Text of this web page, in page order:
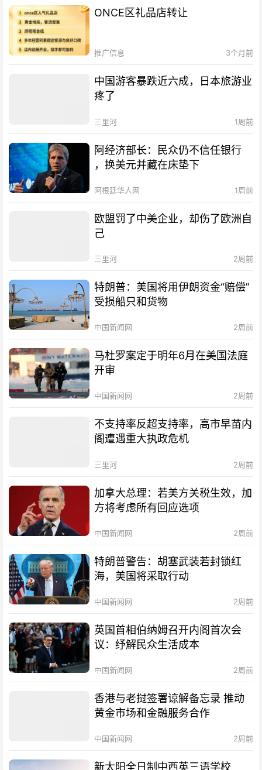
ONCE区礼品店转让
推广信息 3个月前
中国游客暴跌近六成，日本旅游业
疼了
三里河 1周前
阿经济部长：民众仍不信任银行
，换美元并藏在床垫下
阿根廷华人网 1周前
欧盟罚了中美企业，却伤了欧洲自
己
三里河 2周前
特朗普：美国将用伊朗资金“赔偿”
受损船只和货物
中国新闻网 2周前
马杜罗案定于明年6月在美国法庭
开审
中国新闻网 2周前
不支持率反超支持率，高市早苗内
阁遭遇重大执政危机
三里河 2周前
加拿大总理：若美方关税生效，加
方将考虑所有回应选项
中国新闻网 2周前
特朗普警告：胡塞武装若封锁红
海，美国将采取行动
中国新闻网 2周前
英国首相伯纳姆召开内阁首次会
议：纾解民众生活成本
中国新闻网 2周前
香港与老挝签署谅解备忘录 推动
黄金市场和金融服务合作
中国新闻网 2周前
新太阳全日制中西英三语学校